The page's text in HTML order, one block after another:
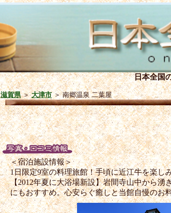
日本全国
滋賀県＞大津市＞南郷温泉 二葉屋
＜宿泊施設情報＞
1日限定9室の料理旅館！手頃に近江牛を楽し
【2012年夏に大浴場新設】岩間寺山中から
にもおすすめ。心安らぐ癒しと当館自慢のお